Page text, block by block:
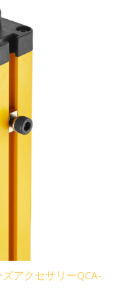
アクセサリーQCA-